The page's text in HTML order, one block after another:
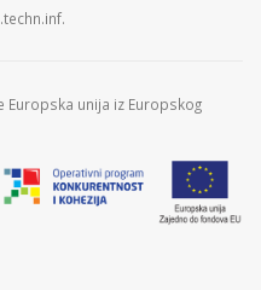
unija iz Europskog